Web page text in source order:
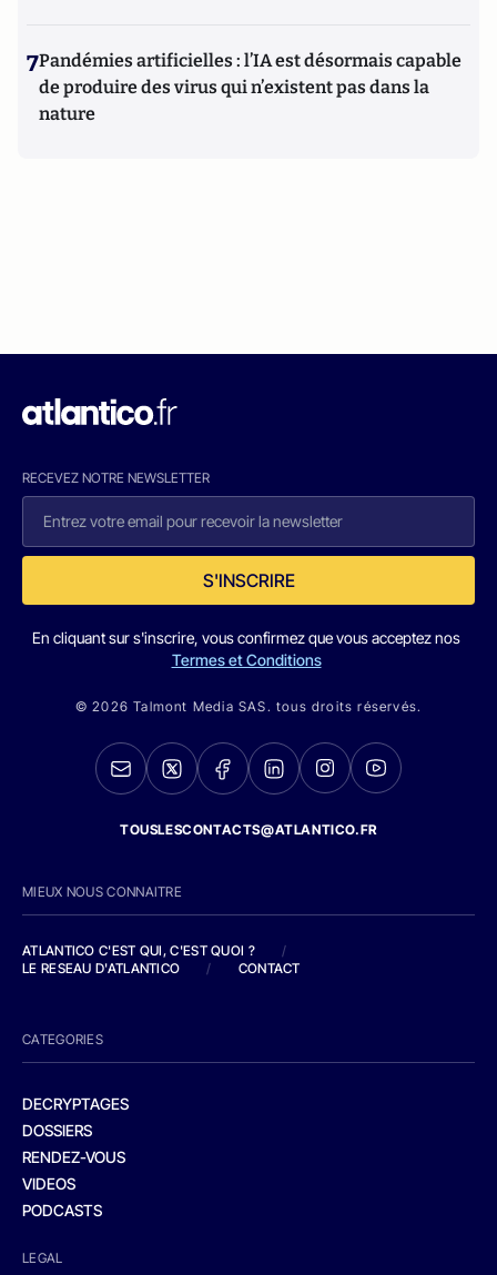
7Pandémies artificielles : l’IA est désormais capable
de produire des virus qui n’existent pas dans la
nature
RECEVEZ NOTRE NEWSLETTER
S'INSCRIRE
En cliquant sur s'inscrire, vous confirmez que vous acceptez nos
Termes et Conditions
© 2026 Talmont Media SAS. tous droits réservés.
TOUSLESCONTACTS@ATLANTICO.FR
MIEUX NOUS CONNAITRE
ATLANTICO C'EST QUI, C'EST QUOI ?
/
LE RESEAU D'ATLANTICO
/ CONTACT
CATEGORIES
DECRYPTAGES
DOSSIERS
RENDEZ-VOUS
VIDEOS
PODCASTS
LEGAL